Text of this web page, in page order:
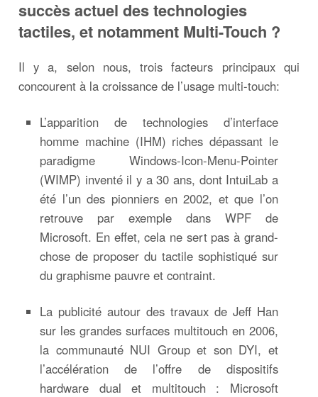
succès actuel des technologies
tactiles, et notamment Multi-Touch ?
Il y a, selon nous, trois facteurs principaux qui
concourent à la croissance de l’usage multi-touch:
L’apparition de technologies d’interface
homme machine (IHM) riches dépassant le
paradigme Windows-Icon-Menu-Pointer
(WIMP) inventé il y a 30 ans, dont IntuiLab a
été l’un des pionniers en 2002, et que l’on
retrouve par exemple dans WPF de
Microsoft. En effet, cela ne sert pas à grand-
chose de proposer du tactile sophistiqué sur
du graphisme pauvre et contraint.
La publicité autour des travaux de Jeff Han
sur les grandes surfaces multitouch en 2006,
la communauté NUI Group et son DYI, et
l’accélération de l’offre de dispositifs
hardware dual et multitouch : Microsoft